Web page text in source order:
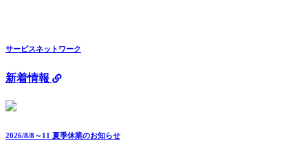
サービスネットワーク
新着情報
2026/8/8～11 夏季休業のお知らせ